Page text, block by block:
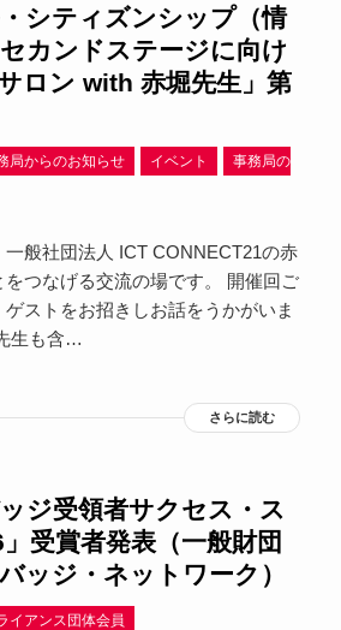
シティズンシップ（情
カンドステージに向け
ロン with 赤堀先生」第
局からのお知らせ イベント
事務局の
一般社団法人 ICT CONNECT21の赤
つなげる交流の場です。 開催回ご
ストをお招きしお話をうかがいま
生も含…
さらに読む
ジ受領者サクセス・ス
受賞者発表（一般財団
ッジ・ネットワーク）
イアンス団体会員